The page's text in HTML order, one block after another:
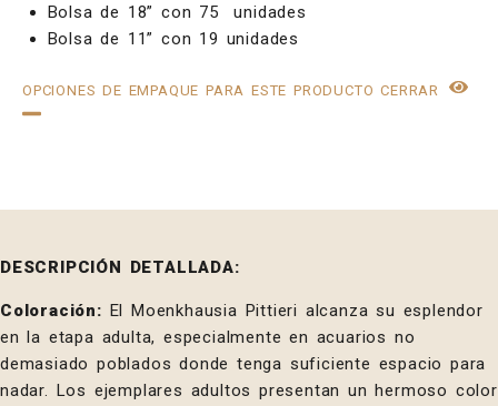
Bolsa de 18” con 75 unidades
Bolsa de 11” con 19 unidades
OPCIONES DE EMPAQUE PARA ESTE PRODUCTOCERRAR
DESCRIPCIÓN DETALLADA:
Coloración: El Moenkhausia Pittieri alcanza su esplendor
en la etapa adulta, especialmente en acuarios no
demasiado poblados donde tenga suficiente espacio para
nadar. Los ejemplares adultos presentan un hermoso color